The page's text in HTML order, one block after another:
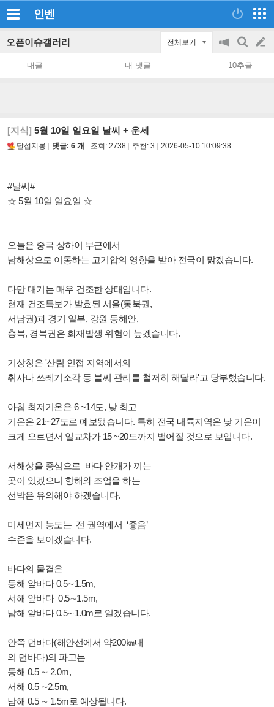
인벤
오픈이슈갤러리 전체보기
공
지
on/off
검
색
글
쓰
내글 내 댓글 10추글
[지식] 5월 10일 일요일 날씨 + 운세
달섭지롱 댓글: 6 개 조회: 2738 추천: 3 2026-05-10 10:09:38
#날씨#
☆ 5월 10일 일요일 ☆
오늘은 중국 상하이 부근에서
남해상으로 이동하는 고기압의 영향을 받아 전국이 맑겠습니다.
다만 대기는 매우 건조한 상태입니다.
현재 건조특보가 발효된 서울(동북권,
서남권)과 경기 일부, 강원 동해안,
충북, 경북권은 화재발생 위험이 높겠습니다.
기상청은 '산림 인접 지역에서의
취사나 쓰레기소각 등 불씨 관리를 철저히 해달라'고 당부했습니다.
아침 최저기온은 6 ~14도, 낮 최고
기온은 21~27도로 예보됐습니다. 특히 전국 내륙지역은 낮 기온이
크게 오르면서 일교차가 15 ~20도까지 벌어질 것으로 보입니다.
서해상을 중심으로 바다 안개가 끼는
곳이 있겠으니 항해와 조업을 하는
선박은 유의해야 하겠습니다.
미세먼지 농도는 전 권역에서 ‘좋음’
수준을 보이겠습니다.
바다의 물결은
동해 앞바다 0.5∼1.5m,
서해 앞바다 0.5∼1.5m,
남해 앞바다 0.5∼1.0m로 일겠습니다.
안쪽 먼바다(해안선에서 약200㎞내
의 먼바다)의 파고는
동해 0.5 ∼ 2.0m,
서해 0.5 ∼2.5m,
남해 0.5 ∼ 1.5m로 예상됩니다.